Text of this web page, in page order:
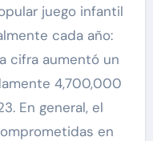
juego infantil
cada año:
cifra aumentó un
4,700,000
En general, el
en